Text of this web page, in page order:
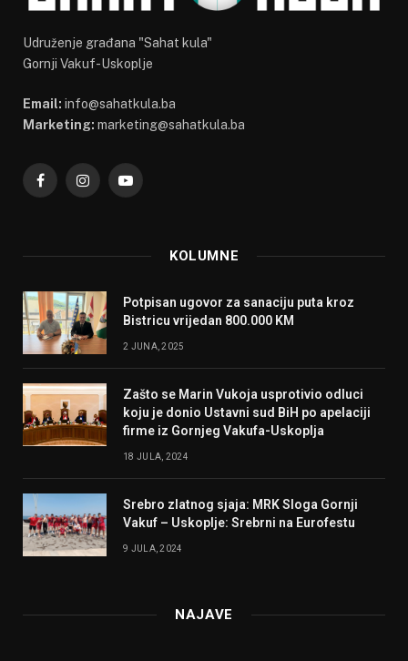
Udruženje građana "Sahat kula"
Gornji Vakuf-Uskoplje
Email: info@sahatkula.ba
Marketing: marketing@sahatkula.ba
FacebookInstagramYouTube
KOLUMNE
Potpisan ugovor za sanaciju puta kroz
Bistricu vrijedan 800.000 KM
2 JUNA, 2025
Zašto se Marin Vukoja usprotivio odluci
koju je donio Ustavni sud BiH po apelaciji
firme iz Gornjeg Vakufa-Uskoplja
18 JULA, 2024
Srebro zlatnog sjaja: MRK Sloga Gornji
Vakuf – Uskoplje: Srebrni na Eurofestu
9 JULA, 2024
NAJAVE